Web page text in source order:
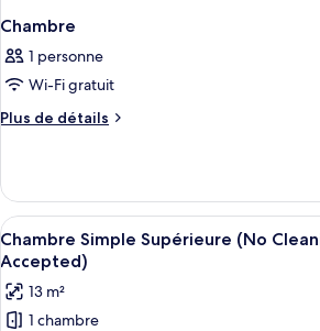
Chambre
1 personne
Wi-Fi gratuit
Plus de détails
Plus
le
type
de
chambre
Chambre
Afficher
toutes
les
photos
Une
17
Chambre Simple Supérieure (No
Accepted)
13 m²
1 chambre